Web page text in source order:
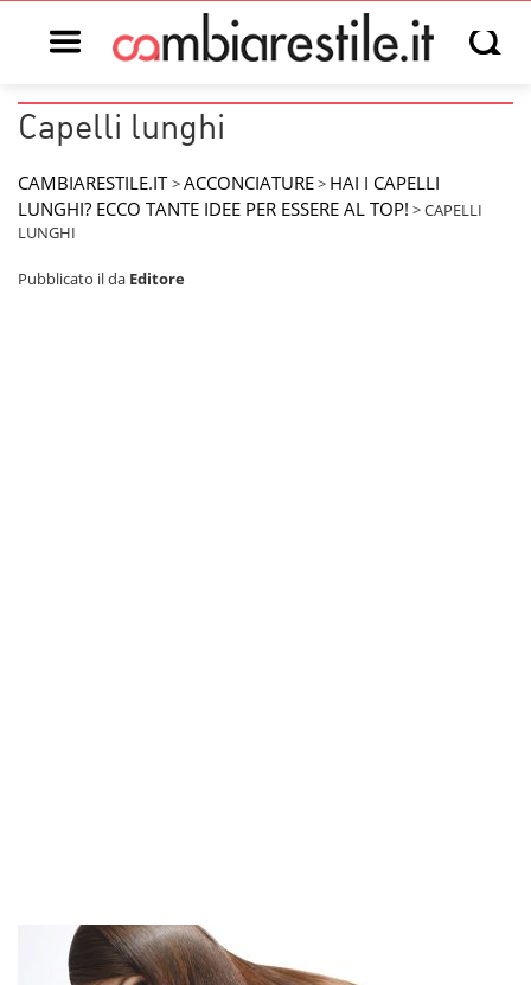
Open main menu Open
Capelli lunghi
CAMBIARESTILE.IT >ACCONCIATURE> HAI I CAPELLI
LUNGHI? ECCO TANTE IDEE PER ESSERE AL TOP! >CAPELLI
LUNGHI
Pubblicato ilda Editore